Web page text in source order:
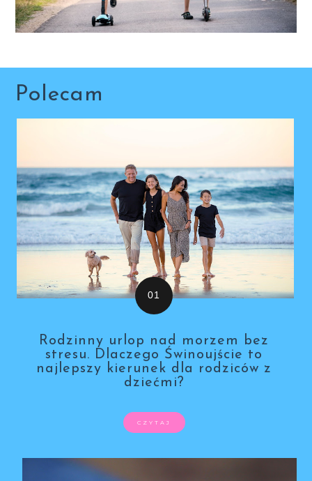
Polecam
Rodzinny urlop nad morzem bez
stresu. Dlaczego Świnoujście to
najlepszy kierunek dla rodziców z
dziećmi?
CZYTAJ